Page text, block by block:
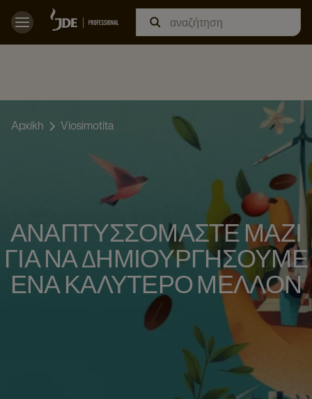
Apxikh Viosimotita
ΑΝΑΠΤΥΣΣΌΜΑΣΤΕ ΜΑΖΊ
ΓΙΑ ΝΑ ΔΗΜΙΟΥΡΓΉΣΟΥΜΕ
ΈΝΑ ΚΑΛΎΤΕΡΟ ΜΈΛΛΟΝ